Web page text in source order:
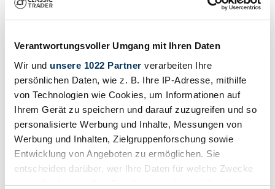
Verantwortungsvoller Umgang mit Ihren Daten
Wir und unsere 1022 Partner verarbeiten Ihre
persönlichen Daten, wie z. B. Ihre IP-Adresse, mithilfe
von Technologien wie Cookies, um Informationen auf
Ihrem Gerät zu speichern und darauf zuzugreifen und so
personalisierte Werbung und Inhalte, Messungen von
Werbung und Inhalten, Zielgruppenforschung sowie
Entwicklung von Angeboten zu ermöglichen. Sie
entscheiden darüber, wer Ihre Daten für welche Zwecke
nutzt. Sie können Ihre Einwilligung jederzeit über die
1940 | Ostner Rex 3
€ 13.500vor 3 Jahren